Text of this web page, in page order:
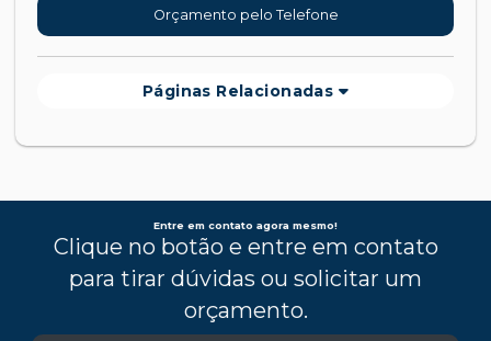
Orçamento pelo Telefone
Páginas Relacionadas
Entre em contato agora mesmo!
Clique no botão e entre em contato
para tirar dúvidas ou solicitar um
orçamento.